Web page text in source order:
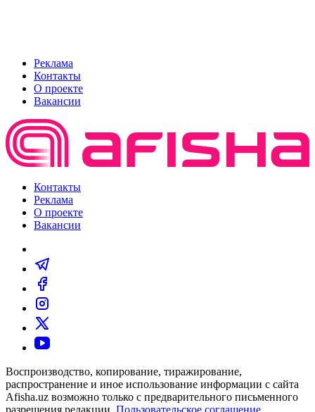
Реклама
Контакты
О проекте
Вакансии
Контакты
Реклама
О проекте
Вакансии
Воспроизводство, копирование, тиражирование,
распространение и иное использование информации с сайта
Afisha.uz возможно только с предварительного письменного